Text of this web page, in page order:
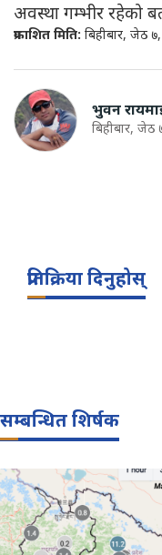
अवस्था गम्भीर रहेको
प्रकाशित मिति: बिहीबार, जेठ
भुवन
बिहीबार, जेठ
प्रतिक्रिया दिनुहोस्
सम्बन्धित शिर्षक